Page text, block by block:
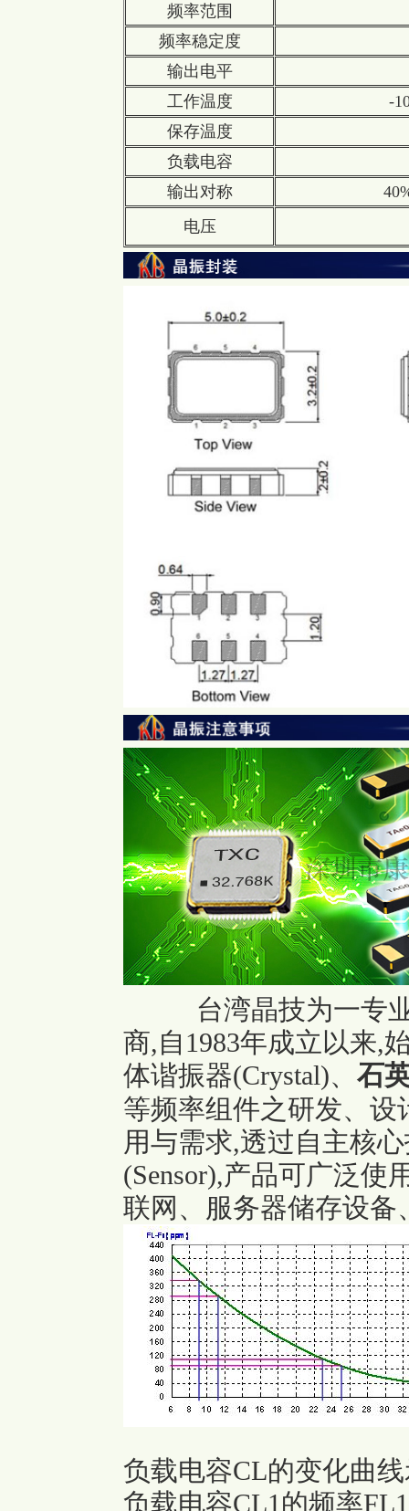
频率范围
频率稳定度
输出电平
工作温度
-
保存温度
负载电容
输出对称
电压
台湾晶技为一专
商,自1983年成立以来,
体谐振器(Crystal)、 石
等频率组件之研发、
用与需求,透过自主核
(Sensor),产品可广泛使
联网、服务器储存设
负载电容CL的变化曲
负载电容CL1的频率